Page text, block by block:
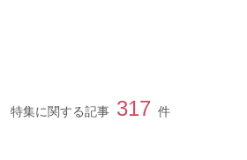
特集に関する記事 317 件